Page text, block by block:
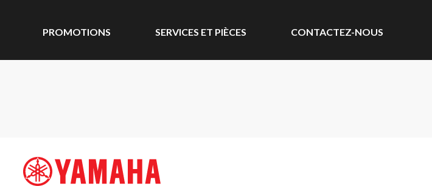
PROMOTIONS SERVICES ET PIÈCES CONTACTEZ-NOUS